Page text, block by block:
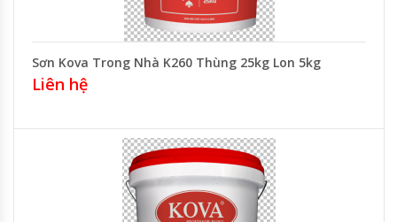
Sơn Kova Trong Nhà K260 Thùng 25kg Lon 5kg
Liên hệ